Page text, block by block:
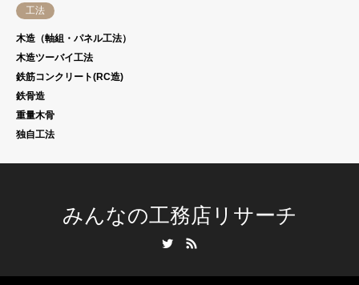
工法
木造（軸組・パネル工法）
木造ツーバイ工法
鉄筋コンクリート(RC造)
鉄骨造
重量木骨
独自工法
みんなの工務店リサーチ